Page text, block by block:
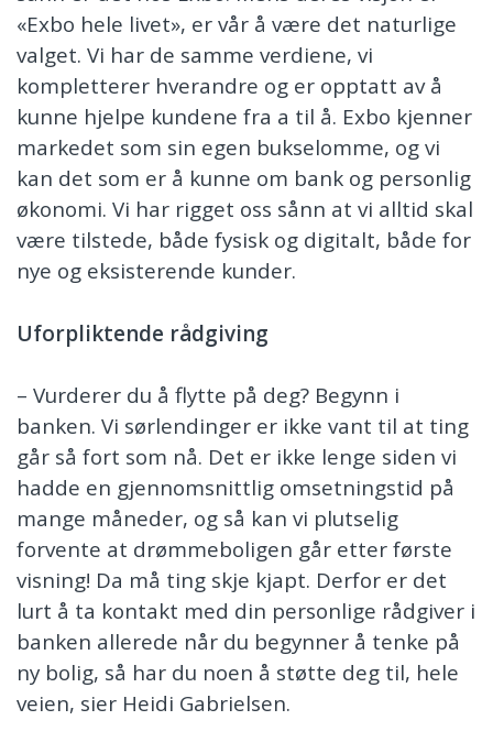
«Exbo hele livet», er vår å være det naturlige
valget. Vi har de samme verdiene, vi
kompletterer hverandre og er opptatt av å
kunne hjelpe kundene fra a til å. Exbo kjenner
markedet som sin egen bukselomme, og vi
kan det som er å kunne om bank og personlig
økonomi. Vi har rigget oss sånn at vi alltid skal
være tilstede, både fysisk og digitalt, både for
nye og eksisterende kunder.
Uforpliktende rådgiving
– Vurderer du å flytte på deg? Begynn i
banken. Vi sørlendinger er ikke vant til at ting
går så fort som nå. Det er ikke lenge siden vi
hadde en gjennomsnittlig omsetningstid på
mange måneder, og så kan vi plutselig
forvente at drømmeboligen går etter første
visning! Da må ting skje kjapt. Derfor er det
lurt å ta kontakt med din personlige rådgiver i
banken allerede når du begynner å tenke på
ny bolig, så har du noen å støtte deg til, hele
veien, sier Heidi Gabrielsen.